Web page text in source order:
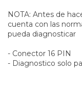
NOTA: Antes de
cuenta con las
pueda diagnosticar
- Conector 16 PIN
- Diagnostico solo